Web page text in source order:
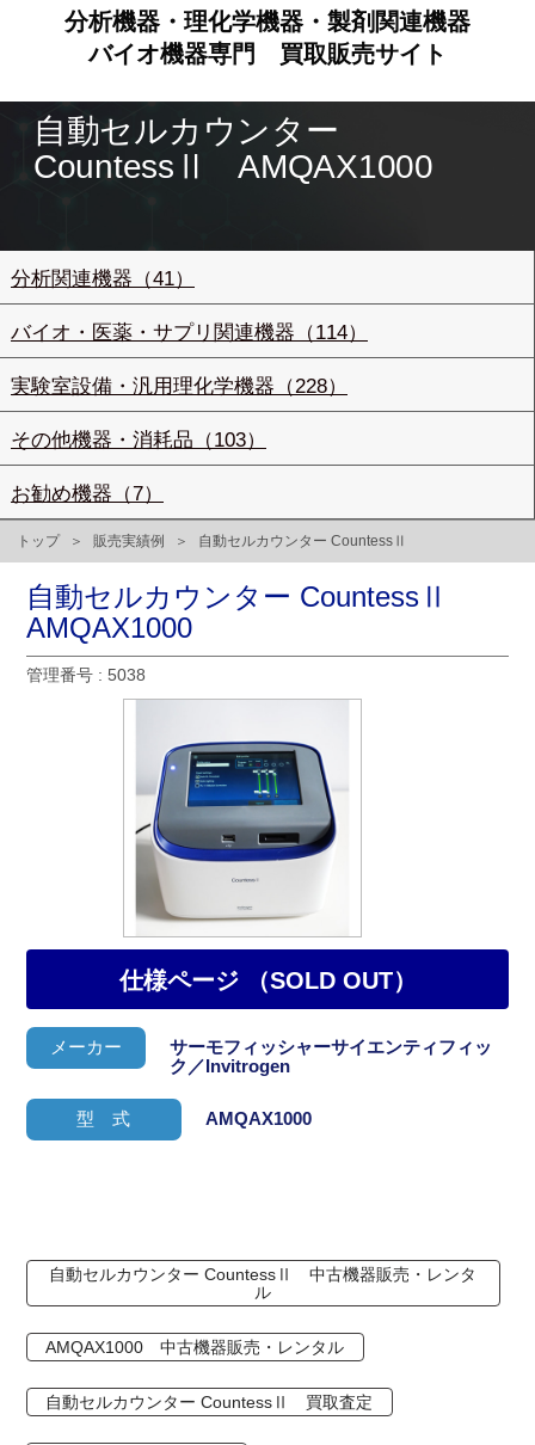
分析機器・理化学機器・製剤関連機器
バイオ機器専門
買取販売サイト
自動セルカウンター
CountessⅡ AMQAX1000
分析関連機器（41）
バイオ・医薬・サプリ関連機器（114）
実験室設備・汎用理化学機器（228）
その他機器・消耗品（103）
お勧め機器（7）
トップ 販売実績例 自動セルカウンター CountessⅡ
自動セルカウンター CountessⅡ
AMQAX1000
管理番号 : 5038
メーカー
サーモフィッシャーサイエンティフィッ
ク／Invitrogen
仕様ページ （SOLD OUT）
型 式 AMQAX1000
自動セルカウンター CountessⅡ 中古機器販売・レンタ
ル
AMQAX1000 中古機器販売・レンタル
自動セルカウンター CountessⅡ 買取査定